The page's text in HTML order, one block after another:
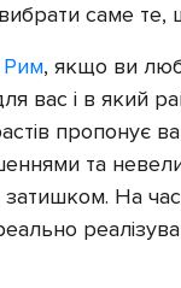
саме
Рим, якщо ви
вас і в який
пропонує
та
На час